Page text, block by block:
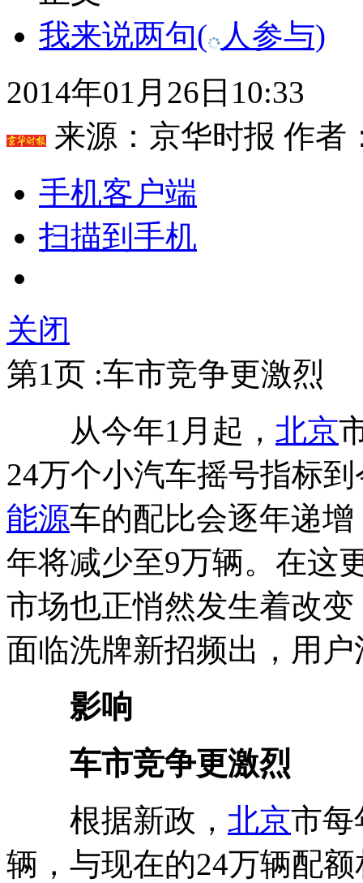
我来说两句( 人参与)
2014年01月26日10:33
来源： 京华时报 作者
手机客户端
扫描到手机
关闭
第1页 :车市竞争更激烈
从今年1月起， 北京
24万个小汽车摇号指标
能源车的配比会逐年递增
年将减少至9万辆。在这
市场也正悄然发生着改
面临洗牌新招频出，用
影响
车市竞争更激烈
根据新政， 北京市每
辆，与现在的24万辆配